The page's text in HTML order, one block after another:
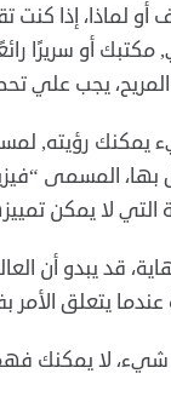
أو لماذا، إذا
مكتبك أو سريرًا
يجب علي
رؤيته, لمسه
بها، المسمى
التي لا يمكن
قد يبدو أن
يتعلق الأمر
لا يمكنك فهم